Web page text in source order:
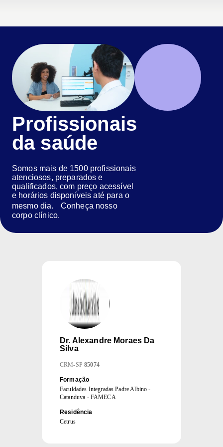
Profissionais
da saúde
Somos mais de 1500 profissionais
atenciosos, preparados e
qualificados, com preço acessível
e horários disponíveis até para o
mesmo dia. Conheça nosso
corpo clínico.
Dr. Alexandre Moraes Da
Silva
CRM-SP 85074
Formação
Faculdades Integradas Padre Albino -
Catanduva - FAMECA
Residência
Cetrus